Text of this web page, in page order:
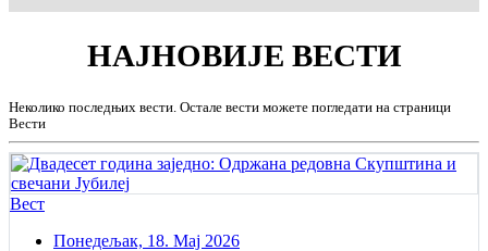
НАЈНОВИЈЕ ВЕСТИ
Неколико последњих вести. Остале вести можете погледати на страници
Вести
Вест
Понедељак, 18. Мај 2026